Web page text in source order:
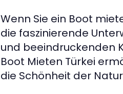
Wenn Sie ein Boot
die faszinierende
und beeindruckenden
Boot Mieten Türkei
die Schönheit der